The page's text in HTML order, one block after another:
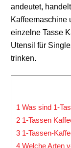
andeutet,
Kaffeemaschine
einzelne Tasse
Utensil für
trinken.
1 Was sind 1-
2 1-Tassen
3 1-Tassen-
4 Welche Arten